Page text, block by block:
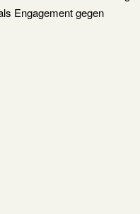
Engagement gegen